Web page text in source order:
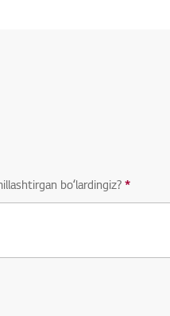
boʻlardingiz?*